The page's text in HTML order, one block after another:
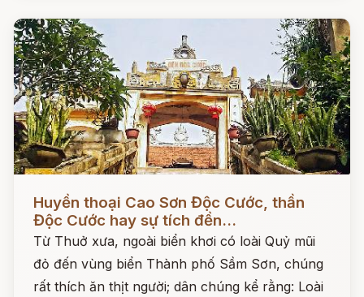
Đọc ngay
Huyền thoại Cao Sơn Độc Cước, thần
Độc Cước hay sự tích đền...
Từ Thuở xưa, ngoài biển khơi có loài Quỷ mũi
đỏ đến vùng biển Thành phố Sầm Sơn, chúng
rất thích ăn thịt người; dân chúng kể rằng: Loài